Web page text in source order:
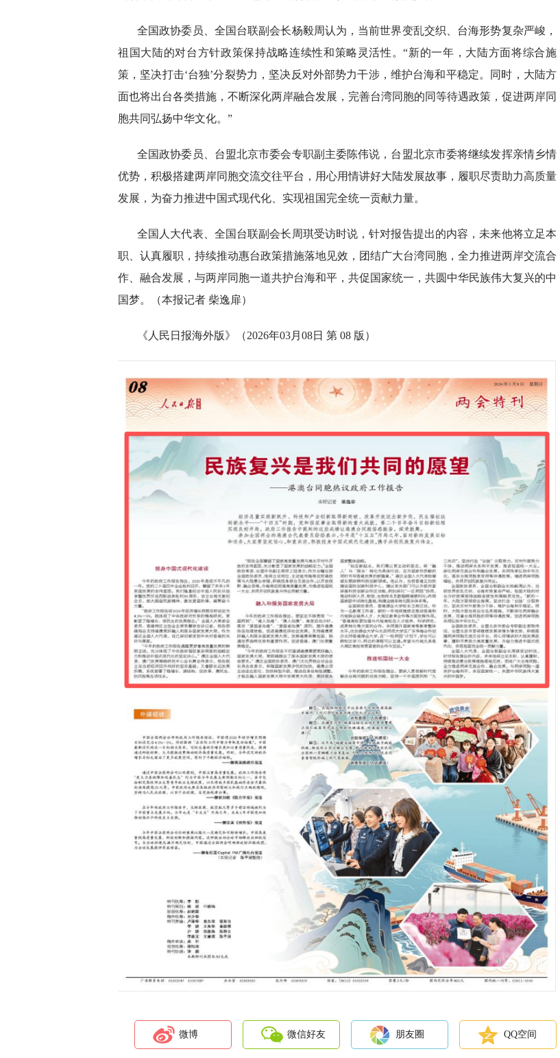
全国政协委员、全国台联副会长杨毅周认为，当前世界变乱交织、台海形势复杂严峻，
祖国大陆的对台方针政策保持战略连续性和策略灵活性。“新的一年，大陆方面将综合施
策，坚决打击‘台独’分裂势力，坚决反对外部势力干涉，维护台海和平稳定。同时，大陆方
面也将出台各类措施，不断深化两岸融合发展，完善台湾同胞的同等待遇政策，促进两岸同
胞共同弘扬中华文化。”
全国政协委员、台盟北京市委会专职副主委陈伟说，台盟北京市委将继续发挥亲情乡情
优势，积极搭建两岸同胞交流交往平台，用心用情讲好大陆发展故事，履职尽责助力高质量
发展，为奋力推进中国式现代化、实现祖国完全统一贡献力量。
全国人大代表、全国台联副会长周琪受访时说，针对报告提出的内容，未来他将立足本
职、认真履职，持续推动惠台政策措施落地见效，团结广大台湾同胞，全力推进两岸交流合
作、融合发展，与两岸同胞一道共护台海和平，共促国家统一，共圆中华民族伟大复兴的中
国梦。（本报记者 柴逸扉）
《人民日报海外版》（2026年03月08日 第 08 版）
微博 微信好友 朋友圈 QQ空间